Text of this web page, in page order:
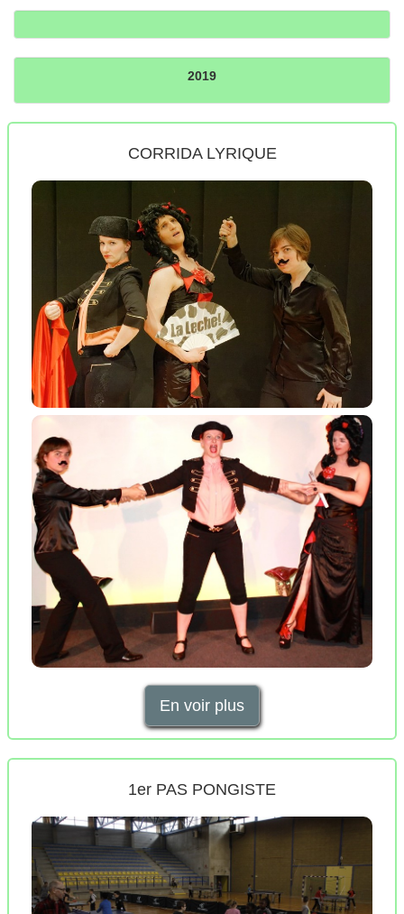
2019
CORRIDA LYRIQUE
En voir plus
1er PAS PONGISTE